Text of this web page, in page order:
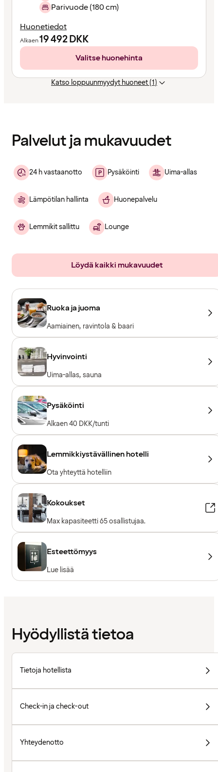
Parivuode (180 cm)
Huonetiedot
Alkaen19 492DKK
Valitse huonehinta
Katso loppuunmyydyt huoneet (1)
Palvelut ja mukavuudet
24 h vastaanotto Pysäköinti Uima-allas
Lämpötilan hallinta Huonepalvelu
Lemmikit sallittu Lounge
Löydä kaikki mukavuudet
Ruoka ja juoma
Aamiainen, ravintola & baari
Hyvinvointi
Uima-allas, sauna
Pysäköinti
Alkaen 40 DKK/tunti
Lemmikkiystävällinen hotelli
Ota yhteyttä hotelliin
Kokoukset
Max kapasiteetti 65 osallistujaa.
Esteettömyys
Lue lisää
Hyödyllistä tietoa
Tietoja hotellista
Check-in ja check-out
Yhteydenotto